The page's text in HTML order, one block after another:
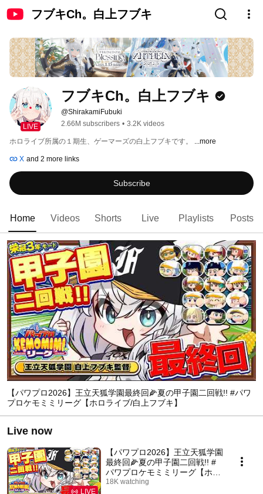
フブキCh。白上フブキ
LIVE
フブキCh。白上フブキ
@ShirakamiFubuki
2.66M subscribers • 3.2K videos
ホロライブ所属の１期生、ゲーマーズの白上フブキです。 ...more
X and 2 more links
Subscribe
Home Videos Shorts Live Playlists Posts
【パワプロ2026】王立天狐学園最終回🌽夏の甲子園二回戦!! #パワ
プロケモミミリーグ【ホロライブ/白上フブキ】
Live now
LIVE
【パワプロ2026】王立天狐学園
最終回🌽夏の甲子園二回戦!! #
パワプロケモミミリーグ【ホロ
ライブ/白上フブキ】
18K watching